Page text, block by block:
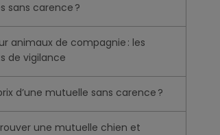
sans carence ?
animaux de compagnie : les
de vigilance
d’une mutuelle sans carence ?
une mutuelle chien et